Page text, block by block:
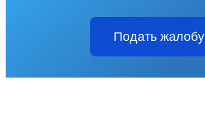
Подать жалобу